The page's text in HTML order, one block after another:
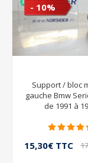
- 10%
Support / bloc
gauche Bmw
de 1991 à
15,30€ TTC